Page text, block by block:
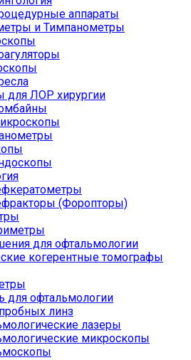
аппараты
и Тимпанометры
для ЛОР хирургии
(Форопторы)
для офтальмологии
когерентные томографы
для офтальмологии
линз
лазеры
микроскопы